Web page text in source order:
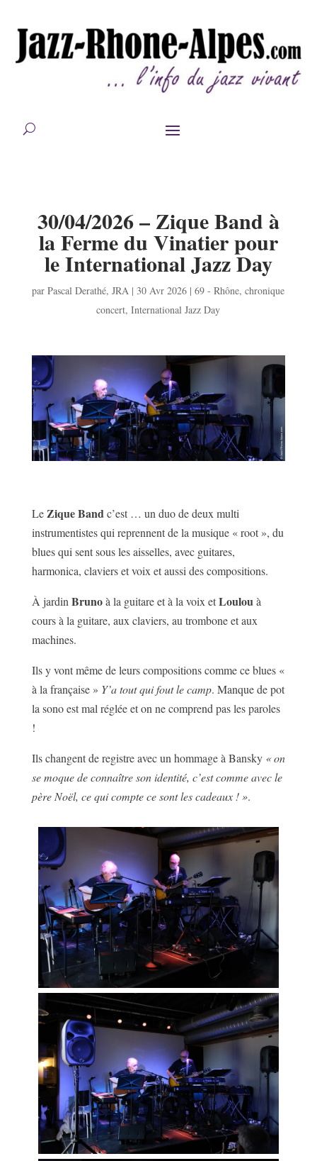
30/04/2026 – Zique Band à
la Ferme du Vinatier pour
le International Jazz Day
parPascal Derathé,JRA | 30 Avr 2026 |69 - Rhône,chronique
concert,International Jazz Day
LeZique Band c’est … un duo de deux multi
instrumentistes qui reprennent de la musique « root », du
blues qui sent sous les aisselles, avec guitares,
harmonica, claviers et voix et aussi des compositions.
À jardin Brunoà la guitare et à la voix etLoulou à
cours à la guitare, aux claviers, au trombone et aux
machines.
Ils y vont même de leurs compositions comme ce blues «
à la française » Y’a tout qui fout le camp. Manque de pot
la sono est mal réglée et on ne comprend pas les paroles
!
Ils changent de registre avec un hommage à Bansky « on
se moque de connaître son identité, c’est comme avec le
père Noël, ce qui compte ce sont les cadeaux ! ».